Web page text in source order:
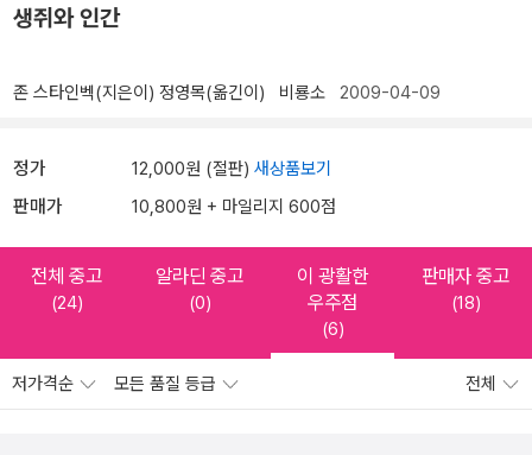
생쥐와 인간
존 스타인벡(지은이) 정영목(옮긴이) 비룡소 2009-04-09
정가 12,000원 (절판) 새상품보기
판매가 10,800원 + 마일리지 600점
전체 중고
(24)
알라딘 중고
(0)
이 광활한
우주점
(6)
판매자 중고
(18)
저가격순 모든 품질 등급 전체